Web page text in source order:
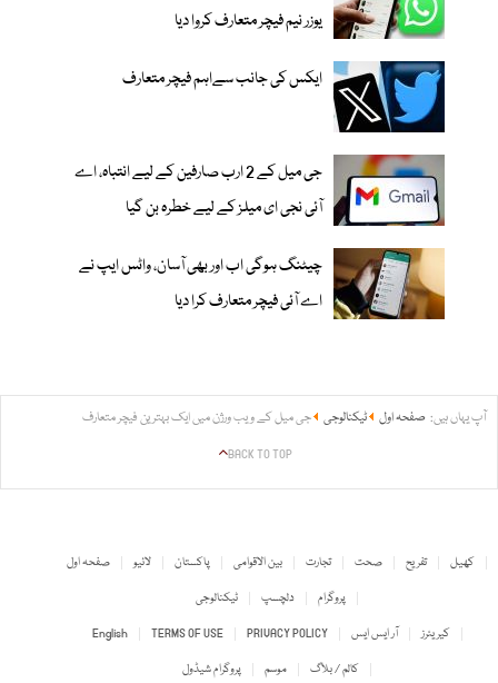
یوزر نیم فیچر متعارف کروا دیا
ایکس کی جانب سےاہم فیچر متعارف
جی میل کے 2 ارب صارفین کے لیے انتباہ، اے
آئی نجی ای میلز کے لیے خطرہ بن گیا
چیٹنگ ہوگی اب اور بھی آسان، واٹس ایپ نے
اے آئی فیچر متعارف کرا دیا
آپ یہاں ہیں: صفحہ اول ٹیکنالوجی جی میل کے ویب ورژن میں ایک بہترین فیچر متعارف
BACK TO TOP
صفحہ اول لائیو پاکستان بین الاقوامی تجارت صحت تفریح
کھیل
ٹیکنالوجی
دلچسپ
پروگرام
English
TERMS OF USE PRIVACY POLICY آر ایس ایس
کیریئرز
پروگرام شیڈول
موسم کالم / بلاگ